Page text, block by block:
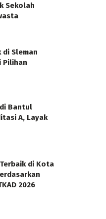
Sekolah
di Sleman
Pilihan
Bantul
A, Layak
di Kota
2026